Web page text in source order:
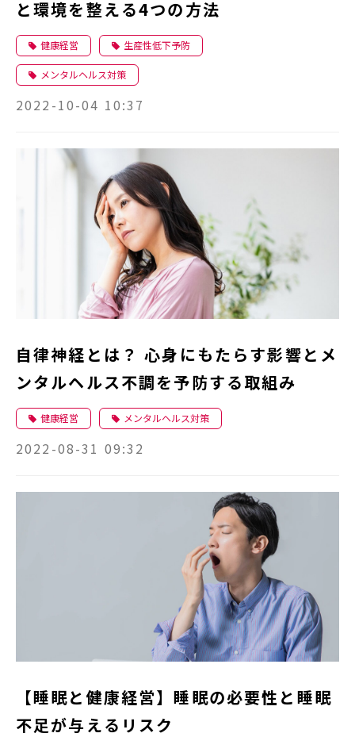
と環境を整える4つの方法
健康経営 生産性低下予防
メンタルヘルス対策
2022-10-04 10:37
自律神経とは？ 心身にもたらす影響とメ
ンタルヘルス不調を予防する取組み
健康経営 メンタルヘルス対策
2022-08-31 09:32
【睡眠と健康経営】睡眠の必要性と睡眠
不足が与えるリスク